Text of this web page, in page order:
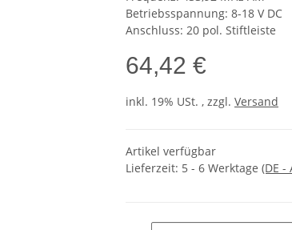
Betriebsspannung: 8-18 V DC
Anschluss: 20 pol. Stiftleiste
64,42 €
inkl. 19% USt. , zzgl. Versand
Artikel verfügbar
Lieferzeit: 5 - 6 Werktage (DE